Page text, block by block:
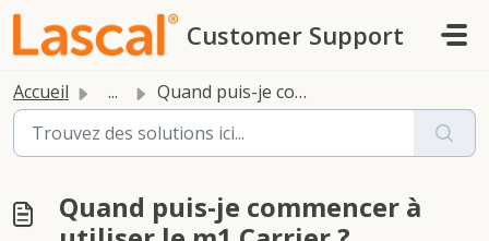
Passer au contenu principal
Customer Support
Accueil ... Quand puis-je commencer à utiliser le m1 Carrier ?
Quand puis-je commencer à